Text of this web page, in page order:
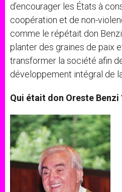
d’encourager les États à
coopération et de non-
comme le répétait don
planter des graines de paix
transformer la société afin
développement intégral de
Qui était don Oreste Benzi